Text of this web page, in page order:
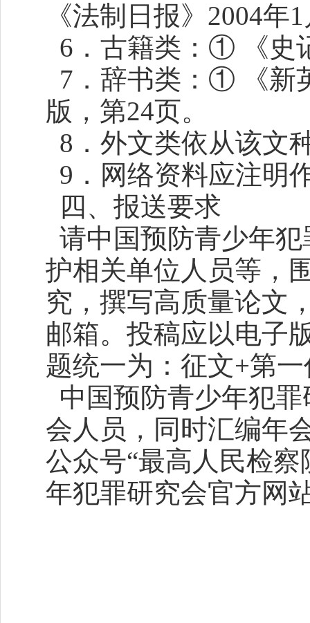
《法制日报》2004年
6．古籍类：① 《史
7．辞书类：① 《新
版，第24页。
8．外文类依从该文
9．网络资料应注明
四、报送要求
请中国预防青少年
护相关单位人员等，
究，撰写高质量论文
邮箱。投稿应以电子
题统一为：征文+第
中国预防青少年犯
会人员，同时汇编年
公众号“最高人民检
年犯罪研究会官方网